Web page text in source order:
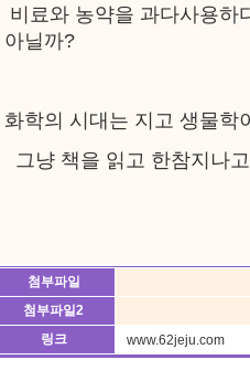
비료와 농약을 과다사용
아닐까?
화학의 시대는 지고 생물
그냥 책을 읽고 한참지나
첨부파일
첨부파일2
링크
www.62jeju.com